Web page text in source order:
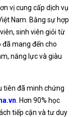
vị cung cấp dịch vụ
Nam. Bằng sự hợp
sinh viên giỏi từ
mang đến cho
năng lực và giàu
tiên đã minh chứng
. Hơn 90% học
tiếp cận và tư duy